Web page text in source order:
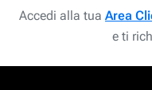
Accedi alla tua Area
e ti